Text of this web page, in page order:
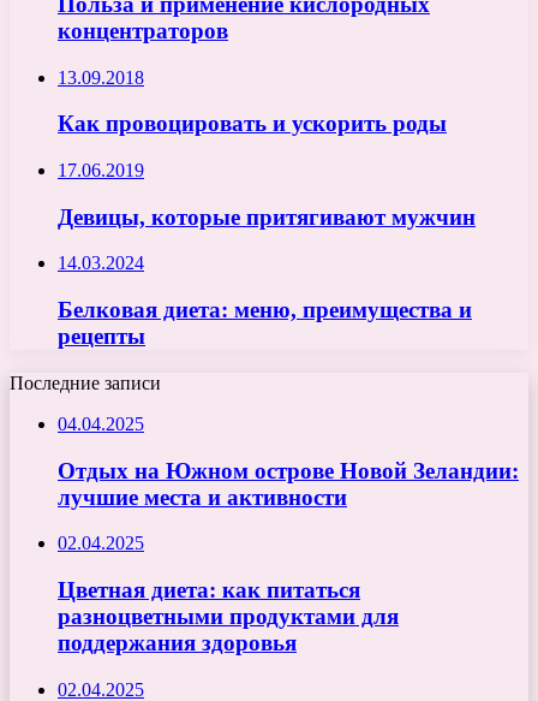
концентраторов
13.09.2018
Как провоцировать и ускорить роды
17.06.2019
Девицы, которые притягивают мужчин
14.03.2024
Белковая диета: меню, преимущества и
рецепты
Последние записи
04.04.2025
Отдых на Южном острове Новой Зеландии:
лучшие места и активности
02.04.2025
Цветная диета: как питаться
разноцветными продуктами для
поддержания здоровья
02.04.2025